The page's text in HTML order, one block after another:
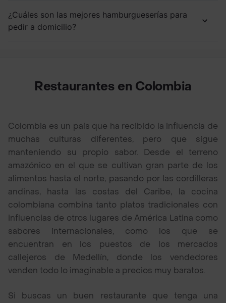
¿Cuáles son las mejores hamburgueserías para
pedir a domicilio?
Restaurantes en Colombia
Colombia es un país que ha recibido la influencia de
muchas culturas diferentes, pero que sigue
manteniendo su propio sabor. Desde el terreno
amazónico en el que se cultivan gran parte de los
alimentos hasta el norte, pasando por las cordilleras
andinas, hasta las costas del Caribe, la cocina
colombiana combina tanto platos tradicionales con
influencias de otros lugares de América Latina como
sabores internacionales, como los que se
encuentran en los puestos de los mercados
callejeros de Medellín, donde los vendedores
venden todo lo imaginable a precios muy baratos.
Si buscas un buen restaurante que tenga una